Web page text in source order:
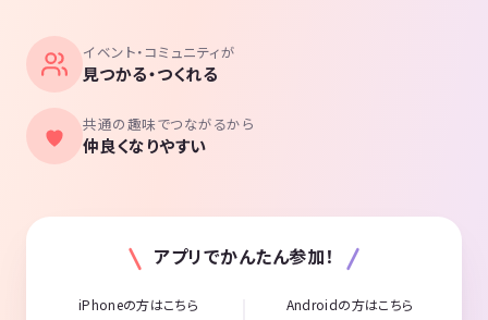
イベント・コミュニティが
見つかる・つくれる
共通の趣味でつながるから
仲良くなりやすい
アプリでかんたん参加！
iPhoneの方はこちら Androidの方はこちら